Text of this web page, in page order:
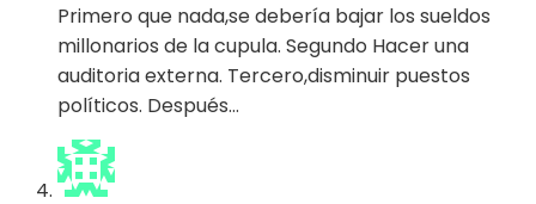
Primero que nada,se debería bajar los sueldos
millonarios de la cupula. Segundo Hacer una
auditoria externa. Tercero,disminuir puestos
políticos. Después…